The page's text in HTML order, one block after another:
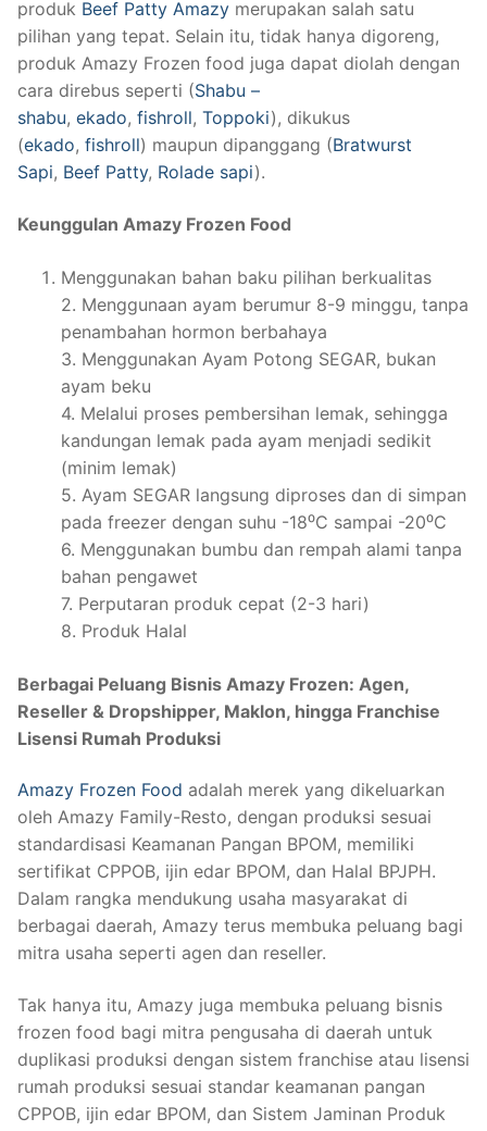
produk Beef Patty Amazy merupakan salah satu
pilihan yang tepat. Selain itu, tidak hanya digoreng,
produk Amazy Frozen food juga dapat diolah dengan
cara direbus seperti (Shabu –
shabu, ekado, fishroll, Toppoki), dikukus
(ekado, fishroll) maupun dipanggang (Bratwurst
Sapi, Beef Patty, Rolade sapi).
Keunggulan Amazy Frozen Food
Menggunakan bahan baku pilihan berkualitas
2. Menggunaan ayam berumur 8-9 minggu, tanpa
penambahan hormon berbahaya
3. Menggunakan Ayam Potong SEGAR, bukan
ayam beku
4. Melalui proses pembersihan lemak, sehingga
kandungan lemak pada ayam menjadi sedikit
(minim lemak)
5. Ayam SEGAR langsung diproses dan di simpan
pada freezer dengan suhu -18⁰C sampai -20⁰C
6. Menggunakan bumbu dan rempah alami tanpa
bahan pengawet
7. Perputaran produk cepat (2-3 hari)
8. Produk Halal
Berbagai Peluang Bisnis Amazy Frozen: Agen,
Reseller & Dropshipper, Maklon, hingga Franchise
Lisensi Rumah Produksi
Amazy Frozen Food adalah merek yang dikeluarkan
oleh Amazy Family-Resto, dengan produksi sesuai
standardisasi Keamanan Pangan BPOM, memiliki
sertifikat CPPOB, ijin edar BPOM, dan Halal BPJPH.
Dalam rangka mendukung usaha masyarakat di
berbagai daerah, Amazy terus membuka peluang bagi
mitra usaha seperti agen dan reseller.
Tak hanya itu, Amazy juga membuka peluang bisnis
frozen food bagi mitra pengusaha di daerah untuk
duplikasi produksi dengan sistem franchise atau lisensi
rumah produksi sesuai standar keamanan pangan
CPPOB, ijin edar BPOM, dan Sistem Jaminan Produk